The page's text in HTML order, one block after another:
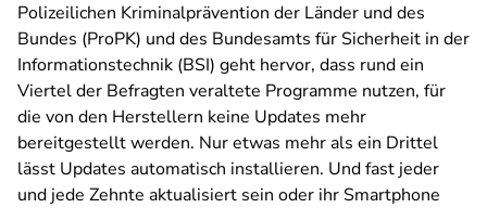
Polizeilichen Kriminalprävention der Länder und des
Bundes (ProPK) und des Bundesamts für Sicherheit in der
Informationstechnik (BSI) geht hervor, dass rund ein
Viertel der Befragten veraltete Programme nutzen, für
die von den Herstellern keine Updates mehr
bereitgestellt werden. Nur etwas mehr als ein Drittel
lässt Updates automatisch installieren. Und fast jeder
und jede Zehnte aktualisiert sein oder ihr Smartphone